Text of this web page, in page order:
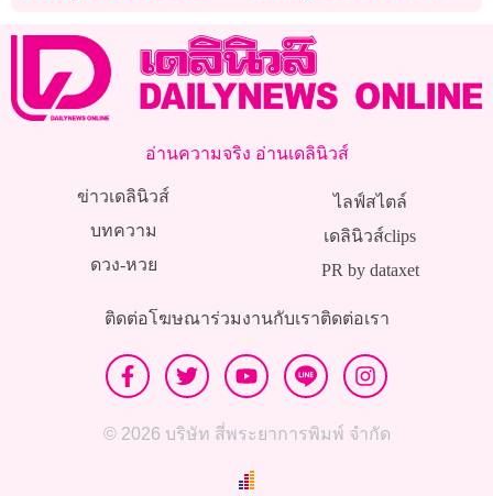
อ่านความจริง อ่านเดลินิวส์
ข่าวเดลินิวส์
บทความ
ดวง-หวย
ไลฟ์สไตล์
เดลินิวส์clips
PR by dataxet
ติดต่อโฆษณาร่วมงานกับเราติดต่อเรา
© 2026 บริษัท สี่พระยาการพิมพ์ จำกัด